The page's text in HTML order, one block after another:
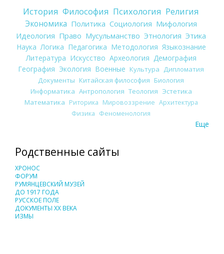
История Философия Психология Религия
Экономика Политика Социология Мифология
Идеология Право Мусульманство Этнология Этика
Наука Логика Педагогика Методология Языкознание
Литература Искусство Археология Демография
География Экология Военные Культура
Дипломатия
Документы Китайская философия Биология
Информатика Антропология Теология Эстетика
Математика Риторика Мировоззрение Архитектура
Физика Феноменология
Еще
Родственные сайты
ХРОНОС
ФОРУМ
РУМЯНЦЕВСКИЙ МУЗЕЙ
ДО 1917 ГОДА
РУССКОЕ ПОЛЕ
ДОКУМЕНТЫ XX ВЕКА
ИЗМЫ